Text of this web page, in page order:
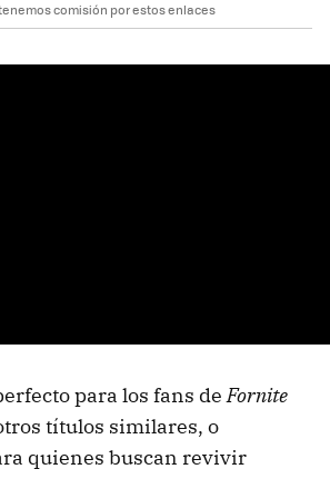
comisión por estos enlaces
para los fans deFornite
títulos similares, o
quienes buscan revivir